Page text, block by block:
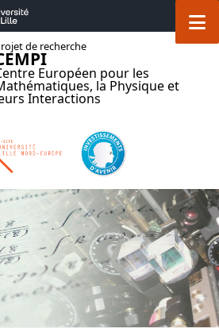
de recherche
Européen pour les
la Physique et
Interactions